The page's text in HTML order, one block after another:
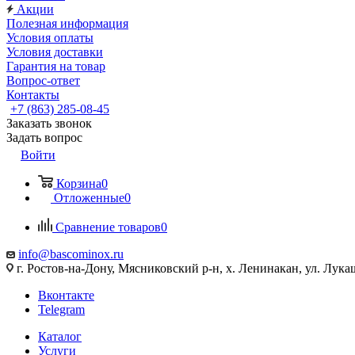
Акции
Полезная информация
Условия оплаты
Условия доставки
Гарантия на товар
Вопрос-ответ
Контакты
+7 (863) 285-08-45
Заказать звонок
Задать вопрос
Войти
Корзина0
Отложенные0
Сравнение товаров0
info@bascominox.ru
г. Ростов-на-Дону, Мясниковский р-н, х. Ленинакан, ул.
Вконтакте
Telegram
Каталог
Услуги